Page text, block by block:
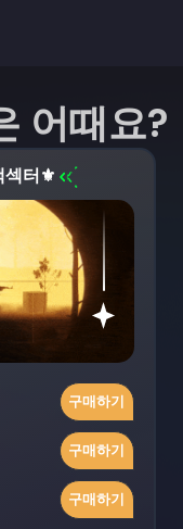
어때요?
섹터⚜️
구매하기
구매하기
구매하기